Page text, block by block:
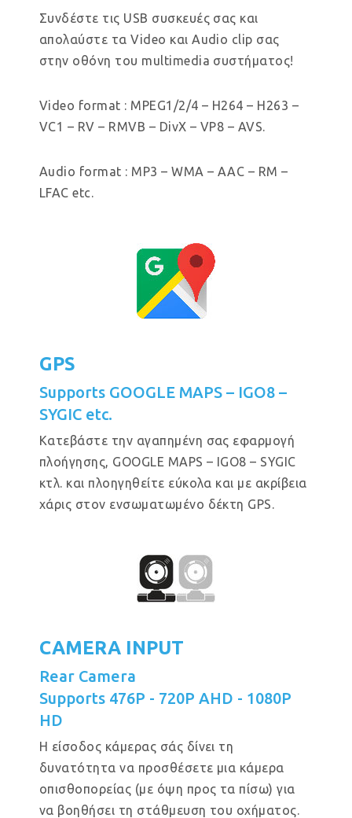
Συνδέστε τις USB συσκευές σας και
απολαύστε τα Video και Audio clip σας
στην οθόνη του multimedia συστήματος!
Video format : MPEG1/2/4 – H264 – H263 –
VC1 – RV – RMVB – DivX – VP8 – AVS.
Audio format : MP3 – WMA – AAC – RM –
LFAC etc.
GPS
Supports GOOGLE MAPS – IGO8 –
SYGIC etc.
Κατεβάστε την αγαπημένη σας εφαρμογή
πλοήγησης, GOOGLE MAPS – IGO8 – SYGIC
κτλ. και πλοηγηθείτε εύκολα και με ακρίβεια
χάρις στον ενσωματωμένο δέκτη GPS.
CAMERA INPUT
Rear Camera
Supports 476P - 720P AHD - 1080P
HD
Η είσοδος κάμερας σάς δίνει τη
δυνατότητα να προσθέσετε μια κάμερα
οπισθοπορείας (με όψη προς τα πίσω) για
να βοηθήσει τη στάθμευση του οχήματος.